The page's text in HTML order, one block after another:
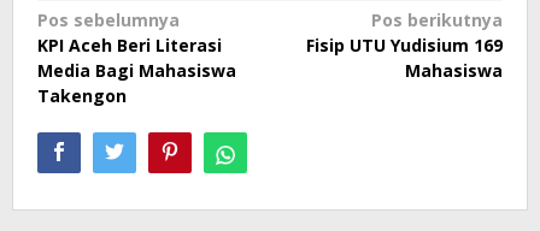
Navigasi
pos
Pos sebelumnya
KPI Aceh Beri Literasi
Media Bagi Mahasiswa
Takengon
Pos berikutnya
Fisip UTU Yudisium 169
Mahasiswa